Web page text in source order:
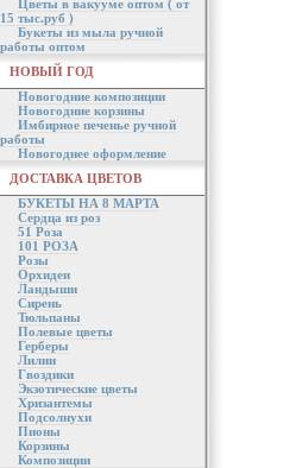
Цветы в вакууме оптом ( от
15 тыс.руб )
Букеты из мыла ручной
работы оптом
НОВЫЙ ГОД
Новогодние композиции
Новогодние корзины
Имбирное печенье ручной
работы
Новогоднее оформление
ДОСТАВКА ЦВЕТОВ
БУКЕТЫ НА 8 МАРТА
Сердца из роз
51 Роза
101 РОЗА
Розы
Орхидеи
Ландыши
Сирень
Тюльпаны
Полевые цветы
Герберы
Лилии
Гвоздики
Экзотические цветы
Хризантемы
Подсолнухи
Пионы
Корзины
Композиции